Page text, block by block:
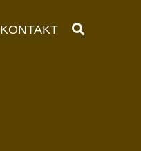
KONTAKT